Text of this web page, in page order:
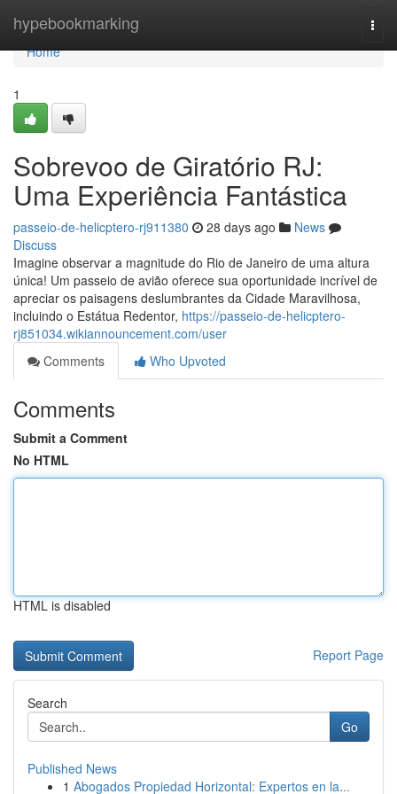
hypebookmarking
Home
Home
1
Sobrevoo de Giratório RJ:
Uma Experiência Fantástica
passeio-de-helicptero-rj911380 28 days ago
News
Discuss
Imagine observar a magnitude do Rio de Janeiro de uma altura
única! Um passeio de avião oferece sua oportunidade incrível de
apreciar os paisagens deslumbrantes da Cidade Maravilhosa,
incluindo o Estátua Redentor, https://passeio-de-helicptero-
rj851034.wikiannouncement.com/user
Comments
Who Upvoted
Comments
Submit a Comment
No HTML
HTML is disabled
Report Page
Search
Go
Published News
1 Abogados Propiedad Horizontal: Expertos en la...